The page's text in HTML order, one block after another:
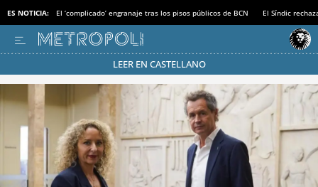
ES NOTICIA: El ‘complicado’ engranaje tras los pisos públicos de BCN El Síndic
LEER EN CASTELLANO
Pásate al MODO AHORRO